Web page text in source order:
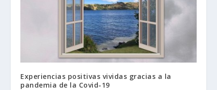
Experiencias positivas vividas gracias a la
pandemia de la Covid-19